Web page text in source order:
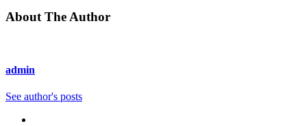
About The Author
admin
See author's posts